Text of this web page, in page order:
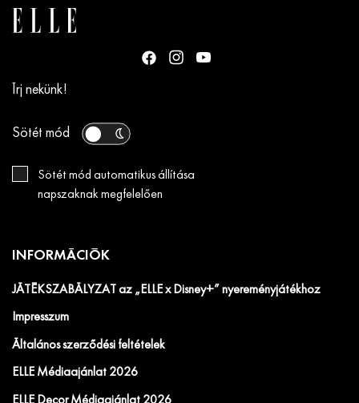
Írj nekünk!
Sötét mód
Sötét mód automatikus állítása
napszaknak megfelelően
INFORMÁCIÓK
JÁTÉKSZABÁLYZAT az „ELLE x Disney+” nyereményjátékhoz
Impresszum
Általános szerződési feltételek
ELLE Médiaajánlat 2026
ELLE Decor Médiaajánlat 2026